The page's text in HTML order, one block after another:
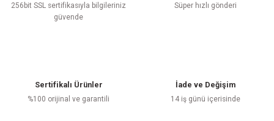
256bit SSL sertifikasıyla bilgileriniz
güvende
Süper hızlı gönderi
Sertifikalı Ürünler
%100 orijinal ve garantili
İade ve Değişim
14 iş günü içerisinde